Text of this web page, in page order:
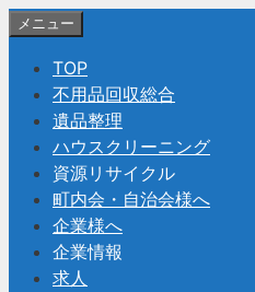
コメニュー
TOP
不用品回収総合
遺品整理
ハウスクリーニング
資源リサイクル
町内会・自治会様へ
企業様へ
企業情報
求人